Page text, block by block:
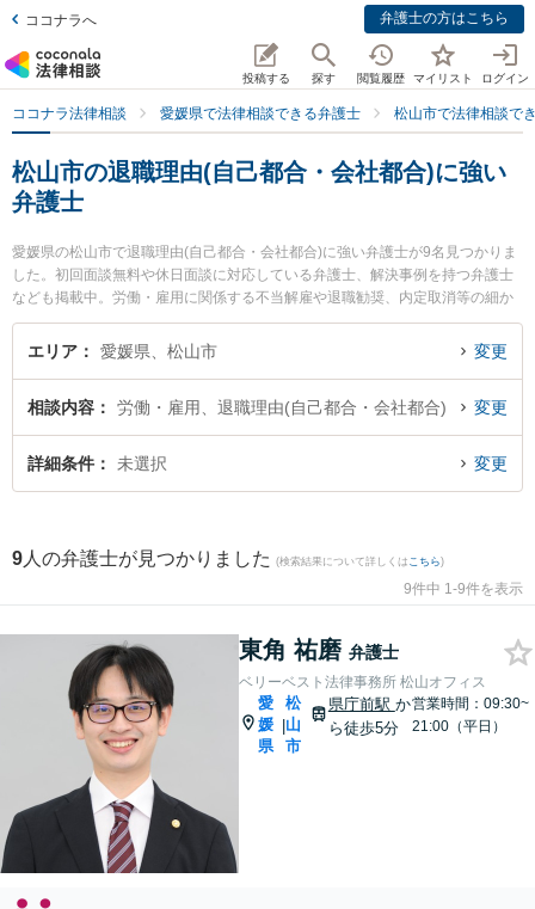
ココナラへ 弁護士の方はこちら
投稿する 探す 閲覧履歴 マイリスト ログイン
ココナラ法律相談 愛媛県で法律相談できる弁護士 松山市で法律相談で
松山市の退職理由(自己都合・会社都合)に強い
弁護士
愛媛県の松山市で退職理由(自己都合・会社都合)に強い弁護士が9名見つかりま
した。初回面談無料や休日面談に対応している弁護士、解決事例を持つ弁護士
なども掲載中。労働・雇用に関係する不当解雇や退職勧奨、内定取消等の細か
な分野での絞り込み検索もでき便利です。特にベリーベスト法律事務所 松山オ
フィスの東角 祐磨弁護士や弁護士法人龍鳳法律事務所の石山 龍鳳弁護士、きぼ
会社都合)のトラブルを今すぐに弁護士に相談したい』『退職理由(自己都合・会
社都合)のトラブル解決の実績豊富な近くの弁護士を検索したい』『初回相談無
料で退職理由(自己都合・会社都合)を法律相談できる松山市内の弁護士に相談予
エリア 愛媛県、松山市 変更
相談内容 労働・雇用、退職理由(自己都合・会社都合) 変更
詳細条件 未選択 変更
9 人の弁護士が見つかりました (検索結果について詳しくは こちら)
9件中 1-9件を表示
東角 祐磨 弁護士
ベリーベスト法律事務所 松山オフィス
愛
媛
県
|
松
山
市
県庁前駅 か
ら徒歩5分
営業時間：09:30~
21:00（平日）